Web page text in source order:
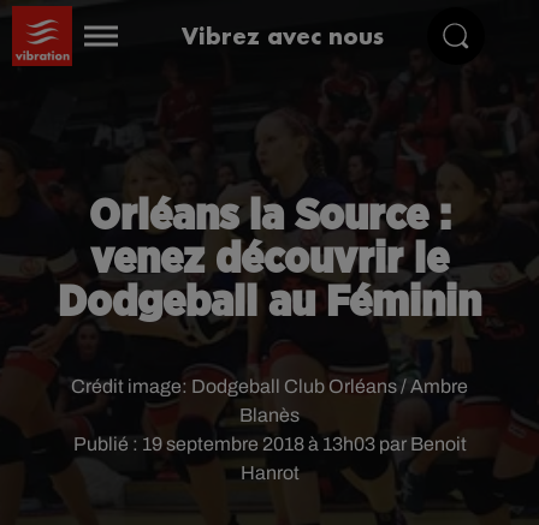
Vibrez avec nous
Orléans la Source :
venez découvrir le
Dodgeball au Féminin
Publié : 19 septembre 2018 à 13h03 par Benoit
Hanrot
Crédit image: Dodgeball Club Orléans / Ambre
Blanès